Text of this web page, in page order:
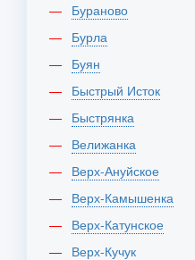
Бураново
Бурла
Буян
Быстрый Исток
Быстрянка
Велижанка
Верх-Ануйское
Верх-Камышенка
Верх-Катунское
Верх-Кучук